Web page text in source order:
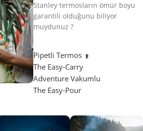
Stanley termosların ömür boyu
garantili olduğunu biliyor
muydunuz ?
Pipetli Termos
The Easy-Carry
Adventure Vakumlu
The Easy-Pour